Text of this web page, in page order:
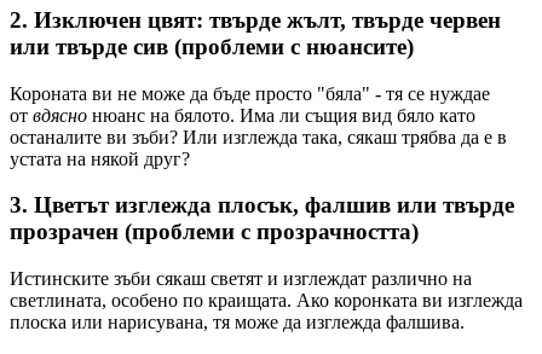
2. Изключен цвят: твърде жълт, твърде червен
или твърде сив (проблеми с нюансите)
Короната ви не може да бъде просто "бяла" - тя се нуждае
от вдясно нюанс на бялото. Има ли същия вид бяло като
останалите ви зъби? Или изглежда така, сякаш трябва да е в
устата на някой друг?
3. Цветът изглежда плосък, фалшив или твърде
прозрачен (проблеми с прозрачността)
Истинските зъби сякаш светят и изглеждат различно на
светлината, особено по краищата. Ако коронката ви изглежда
плоска или нарисувана, тя може да изглежда фалшива.